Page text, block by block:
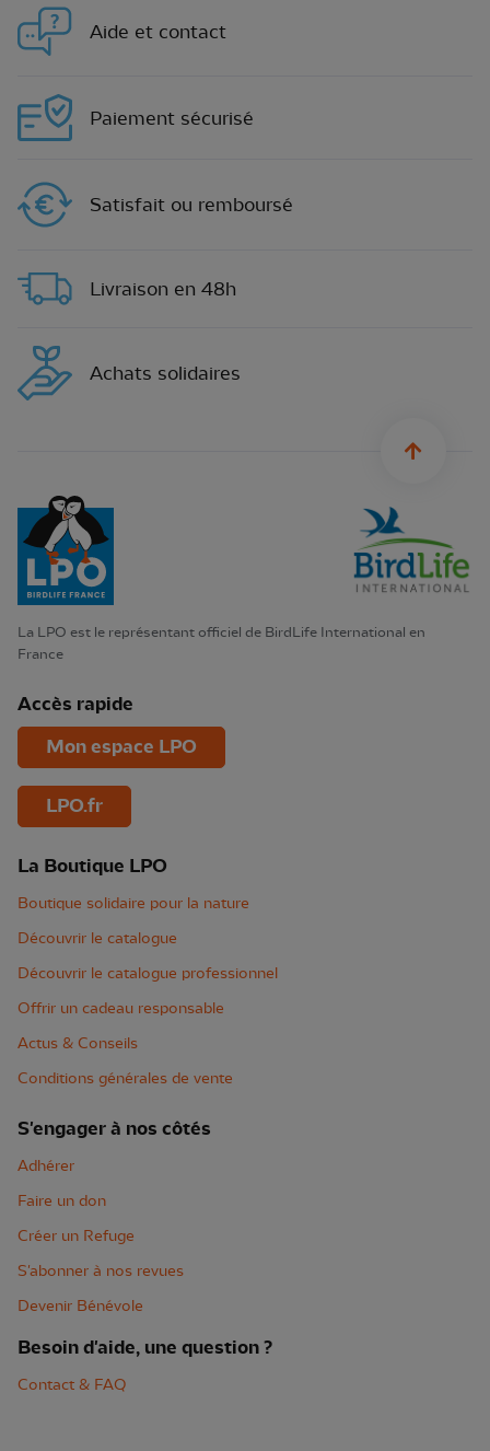
Aide et contact
Paiement sécurisé
Satisfait ou remboursé
Livraison en 48h
Achats solidaires
La LPO est le représentant officiel de BirdLife International en
France
Accès rapide
Mon espace LPO
LPO.fr
La Boutique LPO
Boutique solidaire pour la nature
Découvrir le catalogue
Découvrir le catalogue professionnel
Offrir un cadeau responsable
Actus & Conseils
Conditions générales de vente
S'engager à nos côtés
Adhérer
Faire un don
Créer un Refuge
S'abonner à nos revues
Devenir Bénévole
Besoin d'aide, une question ?
Contact & FAQ